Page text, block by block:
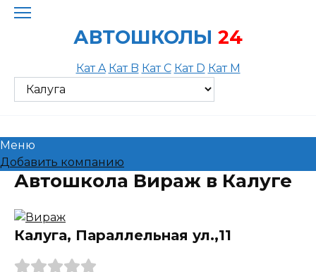
Skip
АВТОШКОЛЫ 24
Кат A Кат B Кат C Кат D Кат M
Меню
Добавить компанию
Автошкола Вираж в Калуге
Калуга, Параллельная ул.,11